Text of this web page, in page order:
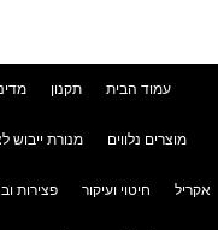
עמוד הבית תקנון
מוצרים נלווים מנורת ייבוש
אקריל חיטוי ועיקור פצירות